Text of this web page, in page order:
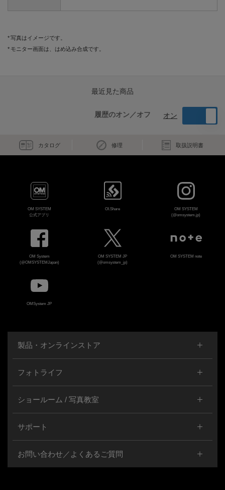
写真はイメージです。
モニター画面は、はめ込み合成です。
最近見た商品
履歴のオン／オフ オン
カタログ 修理 取扱説明書
OM SYSTEM
公式アプリ
OI.Share
OM SYSTEM
(@omsystem.jp)
OM System
(@OMSYSTEMJapan)
OM SYSTEM JP
(@omsystem_jp)
OM SYSTEM note
OMSystem JP
製品・オンラインストア
フォトライフ
ショールーム / 写真教室
サポート
お問い合わせ／よくあるご質問